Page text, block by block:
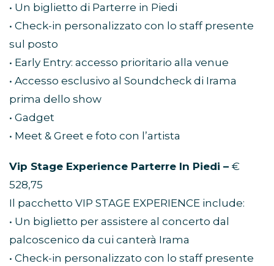
• Un biglietto di Parterre in Piedi
• Check-in personalizzato con lo staff presente
sul posto
• Early Entry: accesso prioritario alla venue
• Accesso esclusivo al Soundcheck di Irama
prima dello show
• Gadget
• Meet & Greet e foto con l’artista
Vip Stage Experience Parterre In Piedi – €
528,75
Il pacchetto VIP STAGE EXPERIENCE include:
• Un biglietto per assistere al concerto dal
palcoscenico da cui canterà Irama
• Check-in personalizzato con lo staff presente